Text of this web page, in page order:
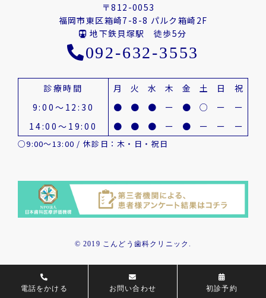
〒812-0053
福岡市東区箱崎7-8-8 パルク箱崎2F
地下鉄貝塚駅 徒歩5分
092-632-3553
診療時間 月 火 水 木 金 土 日
祝
9:00～12:30
● ● ● ー ● ○ ー
ー
14:00～19:00
● ● ● ー ● ー ー ー
○9:00～13:00 / 休診日：木・日・祝日
© 2019 こんどう歯科クリニック.
電話をかける お問い合わせ 初診予約